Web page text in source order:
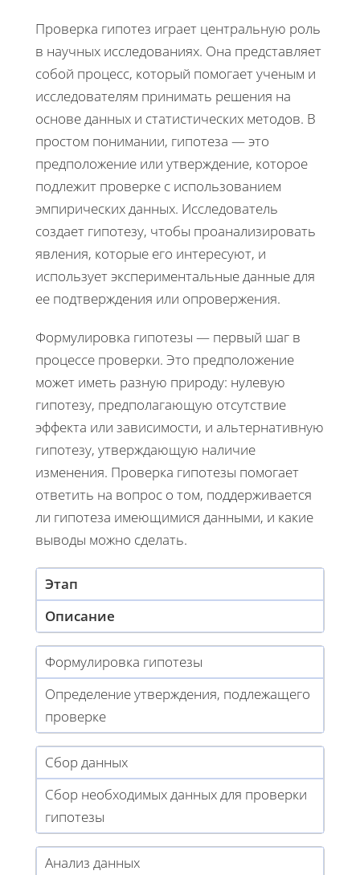
Проверка гипотез играет центральную роль
в научных исследованиях. Она представляет
собой процесс, который помогает ученым и
исследователям принимать решения на
основе данных и статистических методов. В
простом понимании, гипотеза — это
предположение или утверждение, которое
подлежит проверке с использованием
эмпирических данных. Исследователь
создает гипотезу, чтобы проанализировать
явления, которые его интересуют, и
использует экспериментальные данные для
ее подтверждения или опровержения.
Формулировка гипотезы — первый шаг в
процессе проверки. Это предположение
может иметь разную природу: нулевую
гипотезу, предполагающую отсутствие
эффекта или зависимости, и альтернативную
гипотезу, утверждающую наличие
изменения. Проверка гипотезы помогает
ответить на вопрос о том, поддерживается
ли гипотеза имеющимися данными, и какие
выводы можно сделать.
Этап
Описание
Формулировка гипотезы
Определение утверждения, подлежащего
проверке
Сбор данных
Сбор необходимых данных для проверки
гипотезы
Анализ данных